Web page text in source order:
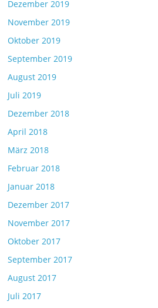
Dezember 2019
November 2019
Oktober 2019
September 2019
August 2019
Juli 2019
Dezember 2018
April 2018
März 2018
Februar 2018
Januar 2018
Dezember 2017
November 2017
Oktober 2017
September 2017
August 2017
Juli 2017